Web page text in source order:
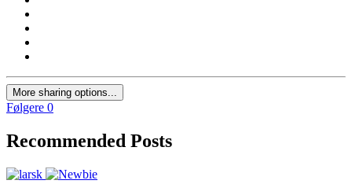
More sharing options...
Følgere 0
Recommended Posts